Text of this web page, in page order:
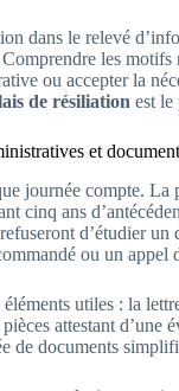
dans le relevé
les
ou accepter la
de résiliation est le
et
journée compte. La
cinq ans
d’étudier
ou un
utiles : la
attestant
de documents